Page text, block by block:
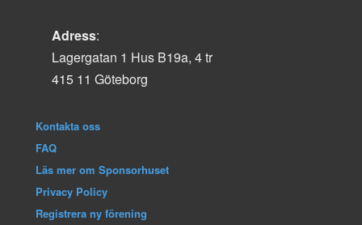
Adress:
Lagergatan 1 Hus B19a, 4 tr
415 11 Göteborg
Kontakta oss
FAQ
Läs mer om Sponsorhuset
Privacy Policy
Registrera ny förening